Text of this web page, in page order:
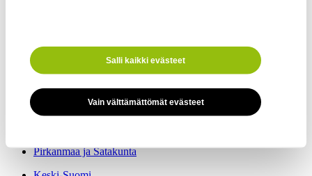
Salli kaikki evästeet
Vain välttämättömät evästeet
Edustajamme auttavat kaikissa kiinteistöpesulaa koskevissa asioissa.
Etelä-Suomi
Pirkanmaa ja Satakunta